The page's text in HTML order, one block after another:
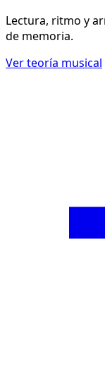
Lectura, ritmo y
de memoria.
Ver teoría musical